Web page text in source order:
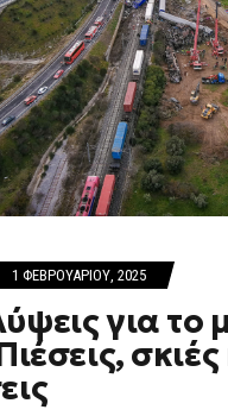
1 ΦΕΒΡΟΥΑΡΊΟΥ, 2025
για το